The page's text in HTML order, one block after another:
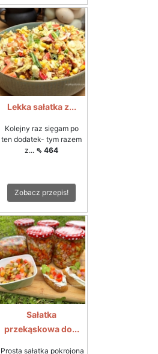
Lekka sałatka z...
Kolejny raz sięgam po
ten dodatek- tym razem
z... ⇖ 464
Zobacz przepis!
Sałatka
przekąskowa do...
Prosta sałatka pokrojona